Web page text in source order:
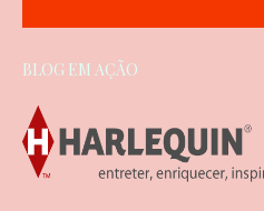
BLOG EM AÇÃO